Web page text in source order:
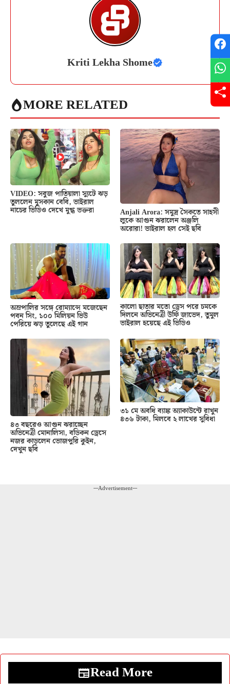
Kriti Lekha Shome
MORE RELATED
VIDEO: সবুজ পাতিয়ালা স্যুটে ঝড়
তুললেন মুসকান বেবি, ভাইরাল
নাচের ভিডিও দেখে মুগ্ধ ভক্তরা Anjali Arora: সমুদ্র সৈকতে সাহসী
লুকে আগুন ঝরালেন অঞ্জলি
অরোরা! ভাইরাল হল সেই ছবি
অম্রপালির সঙ্গে রোম্যান্সে মজেছেন
পবন সিং, ১০০ মিলিয়ন ভিউ
পেরিয়ে ঝড় তুলেছে এই গান
কালো ছাতার মতো ড্রেস পরে চমকে
দিলনে অভিনেত্রী উর্ফি জাভেদ, তুমুল
ভাইরাল হয়েছে এই ভিডিও
৪৩ বছরেও আগুন ঝরাচ্ছেন
অভিনেত্রী মোনালিসা, বডিকন ড্রেসে
নজর কাড়লেন ভোজপুরি কুইন,
দেখুন ছবি
৩১ মে অবধি ব্যাঙ্ক অ্যাকাউন্টে রাখুন
৪৩৬ টাকা, মিলবে ২ লাখের সুবিধা
---Advertisement---
Read More